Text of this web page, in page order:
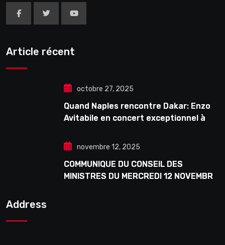
Article récent
octobre 27, 2025
Quand Naples rencontre Dakar: Enzo
Avitabile en concert exceptionnel à
novembre 12, 2025
COMMUNIQUE DU CONSEIL DES
MINISTRES DU MERCREDI 12 NOVEMBRE
Address